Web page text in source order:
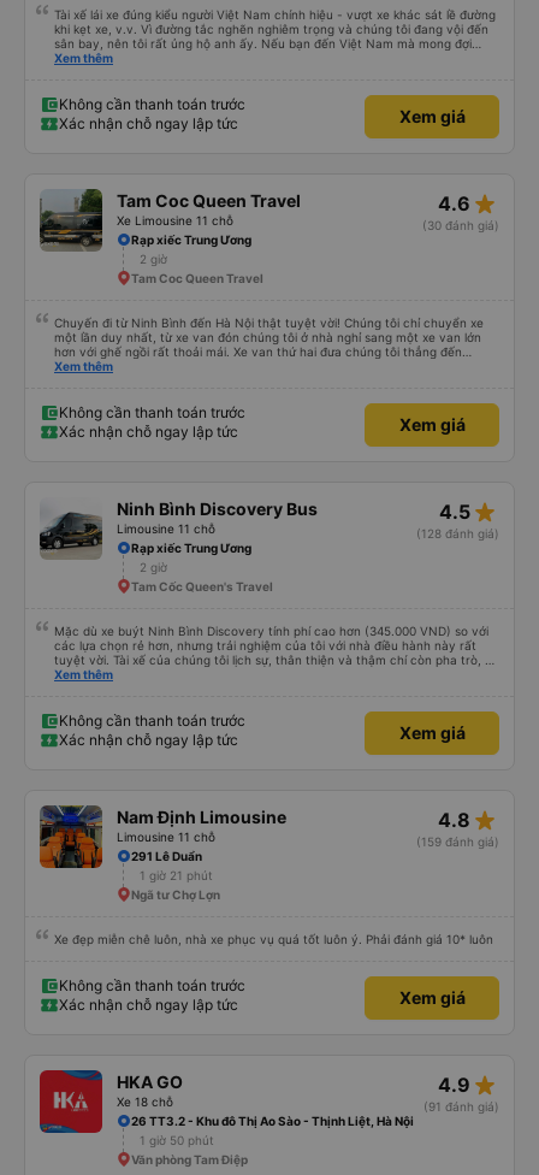
Tài xế lái xe đúng kiểu người Việt Nam chính hiệu - vượt xe khác sát lề đường
khi kẹt xe, v.v. Vì đường tắc nghẽn nghiêm trọng và chúng tôi đang vội đến
sân bay, nên tôi rất ủng hộ anh ấy. Nếu bạn đến Việt Nam mà mong đợi
người ta lái xe như ở châu Âu, thì hãy đến nơi khác.
Xem thêm
Không cần thanh toán trước
Xác nhận chỗ ngay lập tức
Xem giá
Tam Coc Queen Travel
Xe Limousine 11 chỗ
4.6 star_rate
(30 đánh giá)
Rạp xiếc Trung Ương
2 giờ
Tam Coc Queen Travel
Chuyến đi từ Ninh Bình đến Hà Nội thật tuyệt vời! Chúng tôi chỉ chuyển xe
một lần duy nhất, từ xe van đón chúng tôi ở nhà nghỉ sang một xe van lớn
hơn với ghế ngồi rất thoải mái. Xe van thứ hai đưa chúng tôi thẳng đến
khách sạn ở Hà Nội. Chúng tôi được đón lúc 11:20 và đến nơi trước 2 giờ
xe với họ lần nữa!
Xem thêm
Không cần thanh toán trước
Xác nhận chỗ ngay lập tức
Xem giá
Ninh Bình Discovery Bus
Limousine 11 chỗ
4.5 star_rate
(128 đánh giá)
Rạp xiếc Trung Ương
2 giờ
Tam Cốc Queen's Travel
Mặc dù xe buýt Ninh Bình Discovery tính phí cao hơn (345.000 VND) so với
các lựa chọn rẻ hơn, nhưng trải nghiệm của tôi với nhà điều hành này rất
tuyệt vời. Tài xế của chúng tôi lịch sự, thân thiện và thậm chí còn pha trò, và
rõ ràng là anh ấy lái xe an toàn hơn so với những chiếc xe buýt limousine
không hề hối tiếc khi đặt xe với nhà điều hành này và sẽ lại sử dụng dịch vụ
của họ.
Xem thêm
Không cần thanh toán trước
Xác nhận chỗ ngay lập tức
Xem giá
Nam Định Limousine
Limousine 11 chỗ
4.8 star_rate
(159 đánh giá)
291 Lê Duẩn
1 giờ 21 phút
Ngã tư Chợ Lợn
Xe đẹp miễn chê luôn, nhà xe phục vụ quá tốt luôn ý. Phải đánh giá 10* luôn
Không cần thanh toán trước
Xác nhận chỗ ngay lập tức
Xem giá
HKA GO
Xe 18 chỗ
4.9 star_rate
(91 đánh giá)
26 TT3.2 - Khu đô Thị Ao Sào - Thịnh Liệt, Hà Nội
1 giờ 50 phút
Văn phòng Tam Điệp